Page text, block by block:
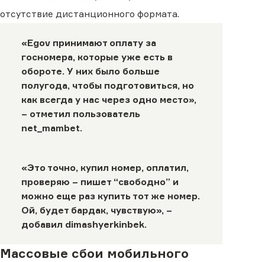
отсутствие дистанционного формата.
«Egov принимают оплату за
госномера, которые уже есть в
обороте. У них было больше
полугода, чтобы подготовиться, но
как всегда у нас через одно место»,
– отметил пользователь
net_mambet.
«Это точно, купил номер, оплатил,
проверяю – пишет “свободно” и
можно еще раз купить тот же номер.
Ой, будет бардак, чувствую», –
добавил dimashyerkinbek.
Массовые сбои мобильного